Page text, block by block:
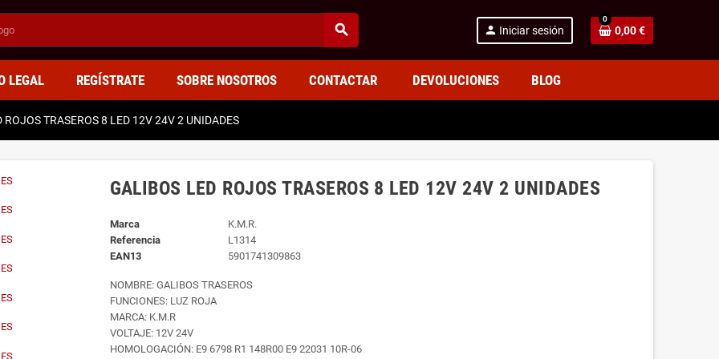
search person Iniciar sesión
0
0,00 €
LEGAL REGÍSTRATE SOBRE NOSOTROS CONTACTAR DEVOLUCIONES BLOG
ROJOS TRASEROS 8 LED 12V 24V 2 UNIDADES
GALIBOS LED ROJOS TRASEROS 8 LED 12V 24V 2 UNIDADES
Marca
K.M.R.
Referencia
L1314
EAN13
5901741309863
NOMBRE: GALIBOS TRASEROS
FUNCIONES: LUZ ROJA
MARCA: K.M.R
VOLTAJE: 12V 24V
HOMOLOGACIÓN: E9 6798 R1 148R00 E9 22031 10R-06